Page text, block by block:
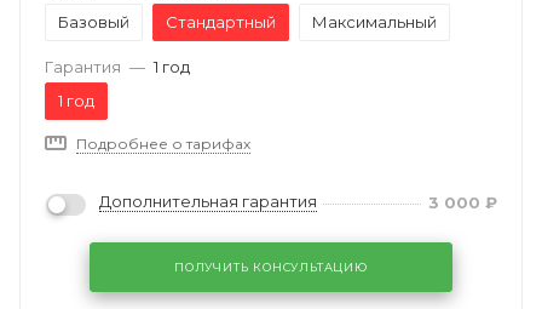
Базовый
Стандартный Максимальный
Гарантия — 1 год
1 год
Подробнее о тарифах
Дополнительная гарантия 3 000 ₽
ПОЛУЧИТЬ КОНСУЛЬТАЦИЮ